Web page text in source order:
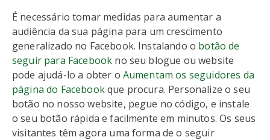
É necessário tomar medidas para aumentar a
audiência da sua página para um crescimento
generalizado no Facebook. Instalando o botão de
seguir para Facebook no seu blogue ou website
pode ajudá-lo a obter o Aumentam os seguidores da
página do Facebookque procura. Personalize o seu
botão no nosso website, pegue no código, e instale
o seu botão rápida e facilmente em minutos. Os seus
visitantes têm agora uma forma de o seguir